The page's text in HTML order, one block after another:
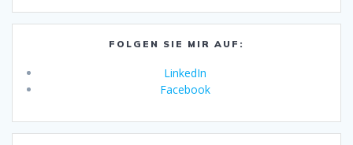
FOLGEN SIE MIR AUF:
LinkedIn
Facebook